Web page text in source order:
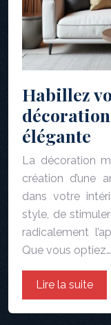
Habillez
élégante
La décoration
création d’une
dans votre
style, de
radicalement
Que vous optiez…
Lire la suite